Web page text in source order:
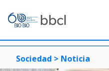
Sociedad > Noticia